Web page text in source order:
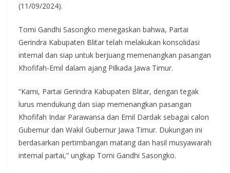
(11/09/2024).
Tomi Gandhi Sasongko menegaskan bahwa, Partai
Gerindra Kabupaten Blitar telah melakukan konsolidasi
internal dan siap untuk berjuang memenangkan pasangan
Khofifah-Emil dalam ajang Pilkada Jawa Timur.
“Kami, Partai Gerindra Kabupaten Blitar, dengan tegak
lurus mendukung dan siap memenangkan pasangan
Khofifah Indar Parawansa dan Emil Dardak sebagai calon
Gubernur dan Wakil Gubernur Jawa Timur. Dukungan ini
berdasarkan pertimbangan matang dan hasil musyawarah
internal partai,” ungkap Tomi Gandhi Sasongko.